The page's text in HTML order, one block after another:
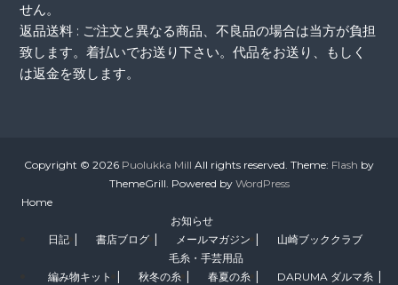
せん。
返品送料 : ご注文と異なる商品、不良品の場合は当方が負担
致します。着払いでお送り下さい。代品をお送り、もしく
は返金を致します。
Copyright © 2026 Puolukka Mill All rights reserved. Theme: Flash by
ThemeGrill. Powered by WordPress
Home
お知らせ
日記
書店ブログ メールマガジン
山崎ブッククラブ
毛糸・手芸用品
編み物キット
秋冬の糸 春夏の糸
DARUMA ダルマ糸